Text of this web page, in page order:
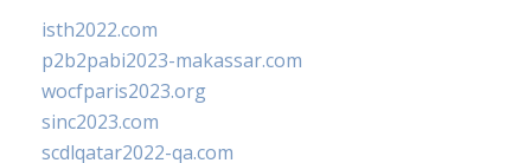
isth2022.com
p2b2pabi2023-makassar.com
wocfparis2023.org
sinc2023.com
scdlqatar2022-qa.com